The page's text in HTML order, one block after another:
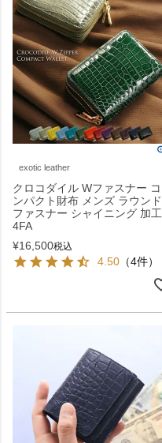
exotic leather
クロコダイル Wファスナー コ
ンパクト財布 メンズ ラウンド
ファスナー シャイニング 加工
4FA
¥16,500税込
4.50 （4件）